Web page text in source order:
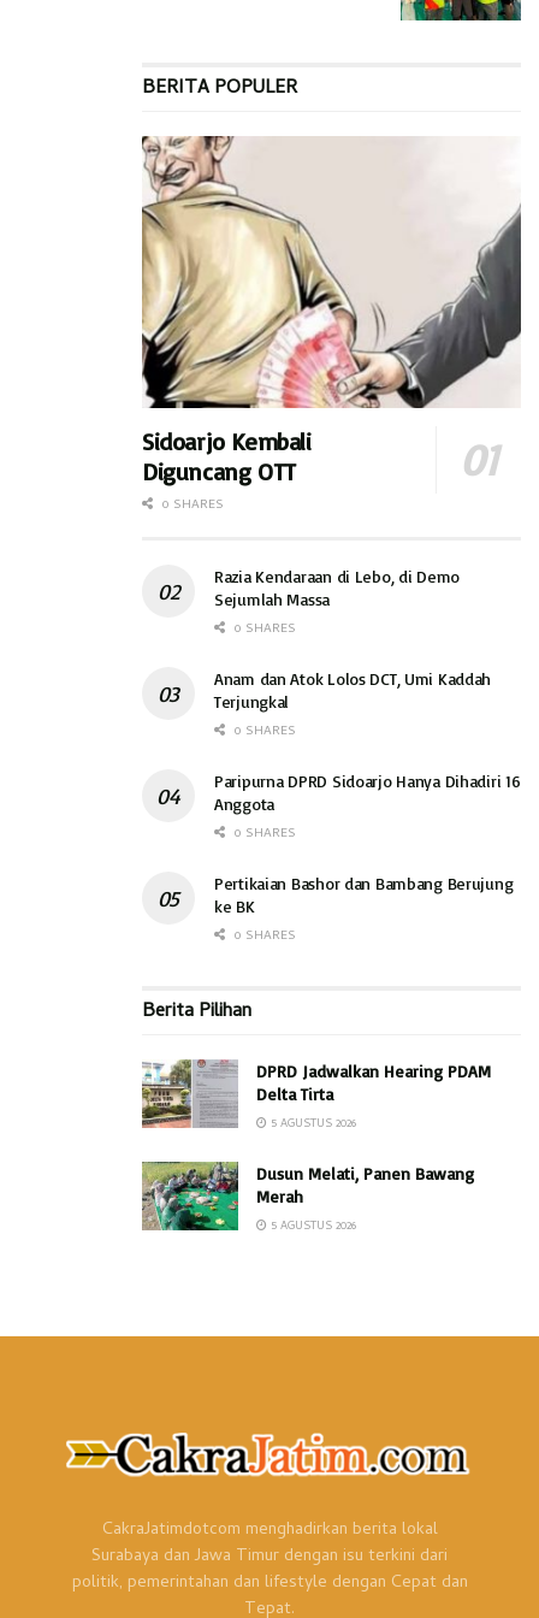
BERITA POPULER
Sidoarjo Kembali
Diguncang OTT
0 SHARES
Razia Kendaraan di Lebo, di Demo
Sejumlah Massa
0 SHARES
Anam dan Atok Lolos DCT, Umi Kaddah
Terjungkal
0 SHARES
Paripurna DPRD Sidoarjo Hanya Dihadiri 16
Anggota
0 SHARES
Pertikaian Bashor dan Bambang Berujung
ke BK
0 SHARES
Berita Pilihan
DPRD Jadwalkan Hearing PDAM
Delta Tirta
5 AGUSTUS 2026
Dusun Melati, Panen Bawang
Merah
5 AGUSTUS 2026
CakraJatimdotcom menghadirkan berita lokal
Surabaya dan Jawa Timur dengan isu terkini dari
politik, pemerintahan dan lifestyle dengan Cepat dan
Tepat.